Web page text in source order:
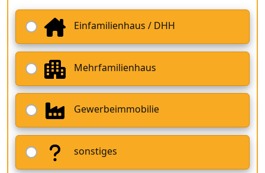
Einfamilienhaus / DHH
Mehrfamilienhaus
Gewerbeimmobilie
sonstiges